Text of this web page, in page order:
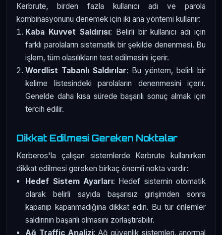
Kerbrute, birden fazla kullanıcı adı ve parola
kombinasyonunu denemek için iki ana yöntemi kullanır:
Kaba Kuvvet Saldırısı: Belirli bir kullanıcı adı için
farklı parolaların sistematik bir şekilde denenmesi. Bu
işlem, tüm olasılıkların test edilmesini içerir.
Wordlist Tabanlı Saldırılar: Bu yöntem, belirli bir
kelime listesindeki parolaların denenmesini içerir.
Genelde daha kısa sürede başarılı sonuç almak için
tercih edilir.
Dikkat Edilmesi Gereken Noktalar
Kerberos'la çalışan sistemlerde Kerbrute kullanırken
dikkat edilmesi gereken birkaç önemli nokta vardır:
Hedef Sistem Ayarları: Hedef sistemin otomatik
olarak belirli sayıda başarısız girişimden sonra
kapanıp kapanmadığına dikkat edin. Bu tür önlemler
saldırının başarılı olmasını zorlaştırabilir.
Ağ Traffic Analizi: Ağ güvenlik sistemleri, anormal